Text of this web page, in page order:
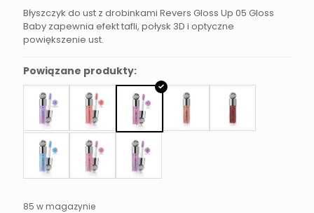
Błyszczyk do ust z drobinkami Revers Gloss Up 05 Gloss
Baby zapewnia efekt tafli, połysk 3D i optyczne
powiększenie ust.
Powiązane produkty:
85 w magazynie